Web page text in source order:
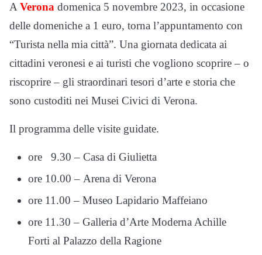
AVerona domenica 5 novembre 2023, in occasione
delle domeniche a 1 euro, torna l’appuntamento con
“Turista nella mia città”. Una giornata dedicata ai
cittadini veronesi e ai turisti che vogliono scoprire – o
riscoprire – gli straordinari tesori d’arte e storia che
sono custoditi nei Musei Civici di Verona.
Il programma delle visite guidate.
ore 9.30 – Casa di Giulietta
ore 10.00 – Arena di Verona
ore 11.00 – Museo Lapidario Maffeiano
ore 11.30 – Galleria d’Arte Moderna Achille
Forti al Palazzo della Ragione